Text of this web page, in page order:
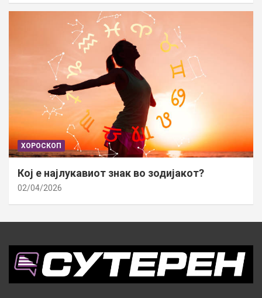
ХОРОСКОП
Кој е најлукавиот знак во зодијакот?
02/04/2026